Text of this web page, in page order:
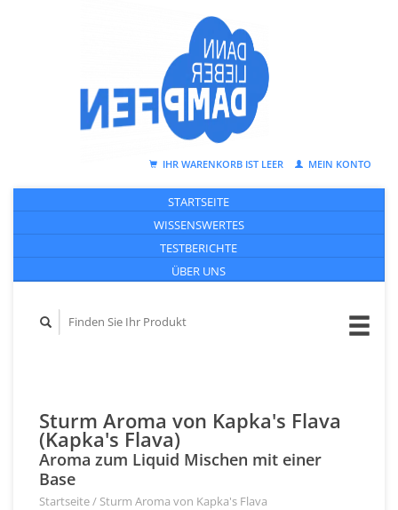
IHR WARENKORB IST LEER MEIN KONTO
STARTSEITE
WISSENSWERTES
TESTBERICHTE
ÜBER UNS
Sturm Aroma von Kapka's Flava
(Kapka's Flava)
Aroma zum Liquid Mischen mit einer
Base
Startseite/ Sturm Aroma von Kapka's Flava